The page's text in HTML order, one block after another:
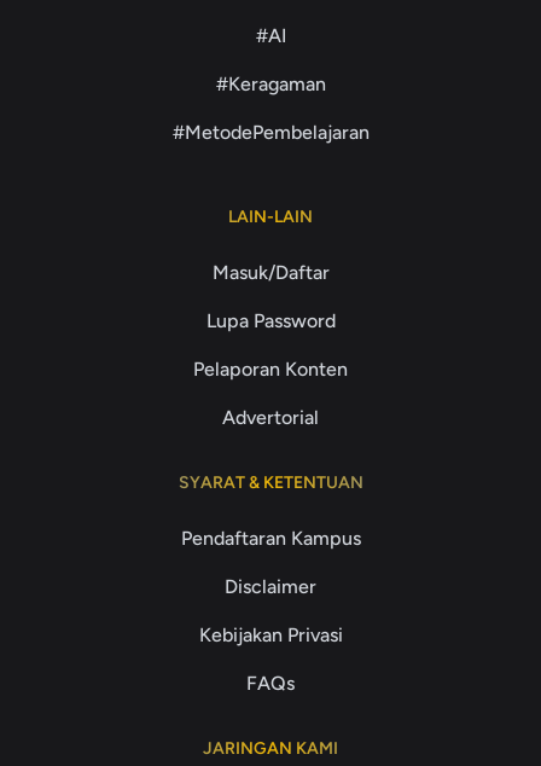
#AI
#Keragaman
#MetodePembelajaran
LAIN-LAIN
Masuk/Daftar
Lupa Password
Pelaporan Konten
Advertorial
SYARAT & KETENTUAN
Pendaftaran Kampus
Disclaimer
Kebijakan Privasi
FAQs
JARINGAN KAMI